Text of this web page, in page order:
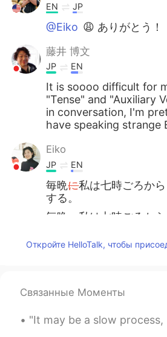
EN JP
@Eiko 😩 ありがとう！
藤井 博文
JP EN
It is soooo difficult for
"Tense" and "Auxiliary
in conversation, I'm
have speaking strange
Eiko
JP EN
毎晩に私は七時ごろか
する。
毎晩
私は七時ごろか
まだ日本語
頑張ります！
今晩 に文法の本を読み
Откройте HelloTalk, чтобы
Связанные Моменты
"It may be a slow process, but quitting won't speed it up. Great